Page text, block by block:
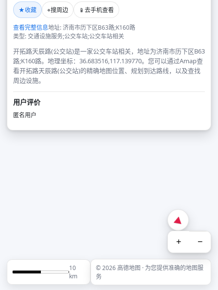
★收藏 ⌖搜周边 📱 去手机查看
查看完整信息地址: 济南市历下区B63路;K160路
类型: 交通设施服务;公交车站;公交车站相关
开拓路天辰路(公交站)是一家公交车站相关，地址为济南市历下区B63
路;K160路。地理坐标：36.683516,117.139770。您可以通过Amap查
看开拓路天辰路(公交站)的精确地图位置、规划到达路线，以及查找
周边设施。
用户评价
匿名用户
+ −
10
km
© 2026 高德地图 · 为您提供准确的地图服
务